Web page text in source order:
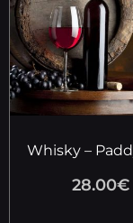
Whisky –
28.00€